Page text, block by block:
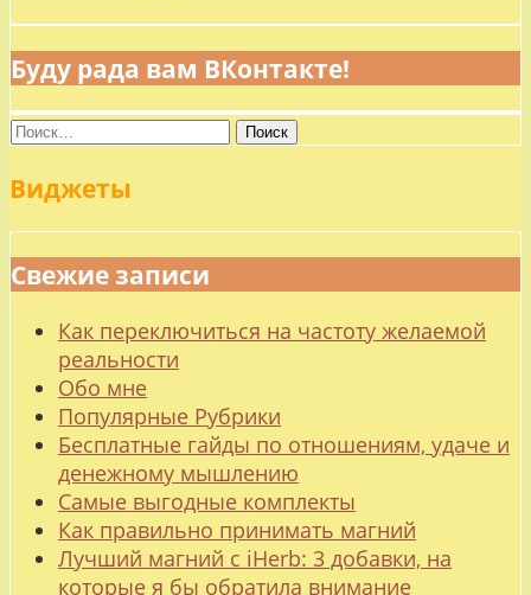
Буду рада вам ВКонтакте!
Найти:
Виджеты
Свежие записи
Как переключиться на частоту желаемой
реальности
Обо мне
Популярные Рубрики
Бесплатные гайды по отношениям, удаче и
денежному мышлению
Самые выгодные комплекты
Как правильно принимать магний
Лучший магний с iHerb: 3 добавки, на
которые я бы обратила внимание